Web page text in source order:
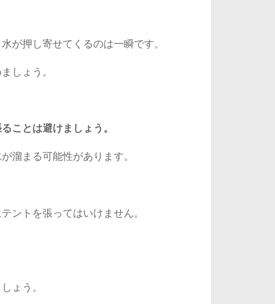
が押し寄せてくるのは一瞬です。
しょう。
ことは避けましょう。
溜まる可能性があります。
ントを張ってはいけません。
ょう。